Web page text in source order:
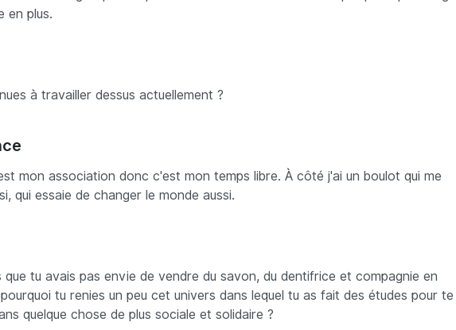
en plus.
à travailler dessus actuellement ?
mon association donc c'est mon temps libre. À côté j'ai un boulot qui me
qui essaie de changer le monde aussi.
que tu avais pas envie de vendre du savon, du dentifrice et compagnie en
tu renies un peu cet univers dans lequel tu as fait des études pour te
quelque chose de plus sociale et solidaire ?